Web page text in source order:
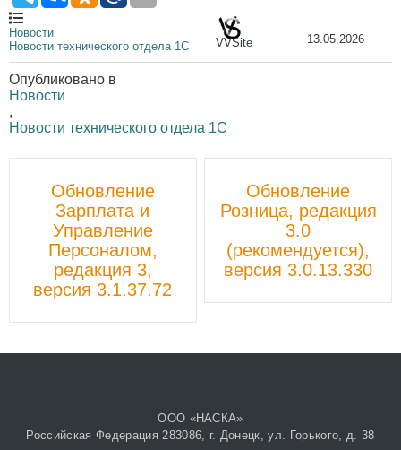
Новости
Новости технического отдела 1С
VVSite 13.05.2026
Опубликовано в
Новости
,
Новости технического отдела 1С
навигации
Обновление
Зарплата и
Управление
Персоналом,
редакция 3,
версия 3.1.37.72
Обновление
Розница, редакция
3.0
(рекомендуется),
версия 3.0.13.330
ООО «НАСКА»
Российская Федерация 283086, г. Донецк, ул. Горького, д. 38